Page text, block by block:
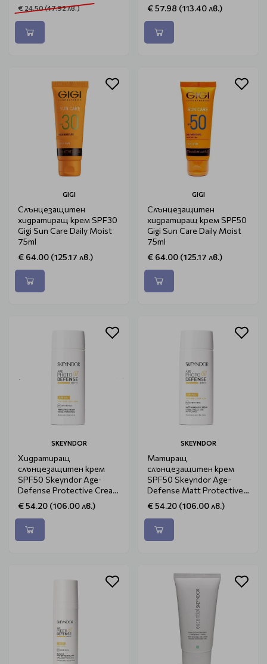
€ 24.50 (47.92 лв.) € 57.98 (113.40 лв.)
GIGI
Слънцезащитен
хидратиращ крем SPF30
Gigi Sun Care Daily Moist
75ml
€ 64.00 (125.17 лв.)
GIGI
Слънцезащитен
хидратиращ крем SPF50
Gigi Sun Care Daily Moist
75ml
€ 64.00 (125.17 лв.)
SKEYNDOR
Хидратиращ
слънцезащитен крем
SPF50 Skeyndor Age-
Defense Protective Cream
75ml
€ 54.20 (106.00 лв.)
SKEYNDOR
Матиращ
слънцезащитен крем
SPF50 Skeyndor Age-
Defense Matt Protective
Cream 75ml
€ 54.20 (106.00 лв.)